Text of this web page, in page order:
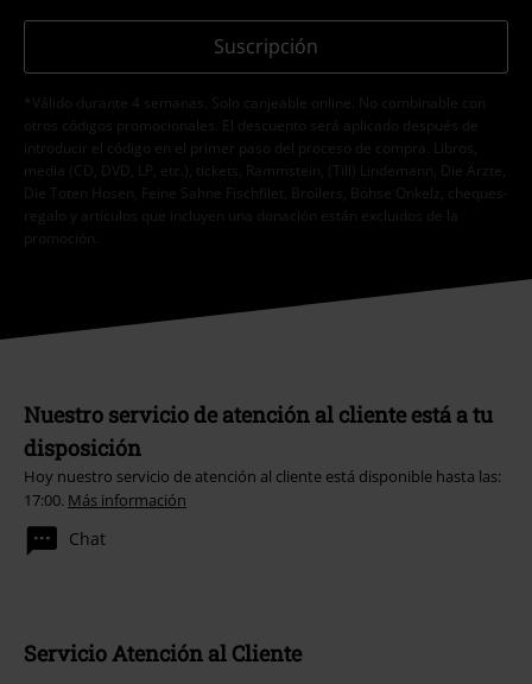
Suscripción
*Válido durante 4 semanas. Solo canjeable online. No combinable con
otros códigos promocionales. El descuento será aplicado después de
introducir el código en el primer paso del proceso de compra. Libros,
media (CD, DVD, LP, etc.), tickets, Rammstein, (Till) Lindemann, Die Ärzte,
Die Toten Hosen, Feine Sahne Fischfilet, Broilers, Böhse Onkelz, cheques-
regalo y artículos que incluyen una donación están excluidos de la
promoción.
Nuestro servicio de atención al cliente está a tu
disposición
Hoy nuestro servicio de atención al cliente está disponible hasta las:
17:00. Más información
Chat
Servicio Atención al Cliente